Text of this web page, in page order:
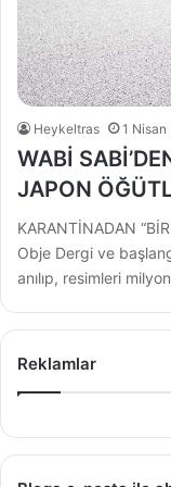
Heykeltras 1 Nisan
WABİ
JAPON
KARANTİNADAN
Obje Dergi ve
anılıp, resimleri
Reklamlar